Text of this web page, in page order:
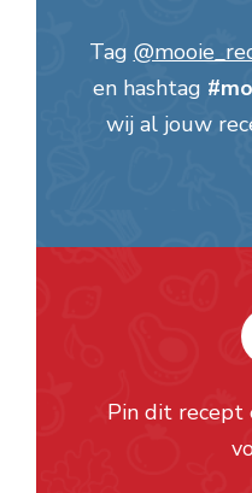
Tag
en hashtag
wij al jouw
Pin dit recept